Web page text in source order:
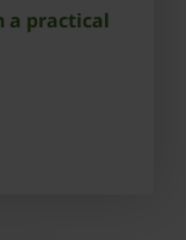
a practical